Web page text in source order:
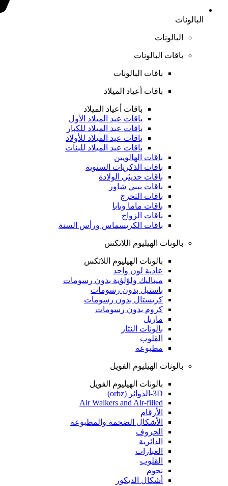
البالونات
البالونات
باقات البالونات
باقات البالونات
باقات أعياد الميلاد
باقات أعياد الميلاد
باقات عيد الميلاد الأول
باقات عيد الميلاد للكبار
باقات عيد الميلاد للأولاد
باقات عيد الميلاد للبنات
باقات الهالويين
باقات الذكريات السنوية
باقات حديثي الولادة
باقات بيبي شاور
باقات التخرج
باقات ماما وبابا
باقات الزواج
باقات الكريسماس ورأس السنة
بالونات الهيليوم اللاتكس
بالونات الهيليوم اللاتكس
عادية لون واحد
ميتاليك ولؤلؤية بدون رسومات
باستيل بدون رسومات
كريستال بدون رسومات
كروم بدون رسومات
ماربل
بالونات النثار
القلوب
مطبوعة
بالونات الهيليوم الفويل
بالونات الهيليوم الفويل
3D-الدوائر (orbz)
Air Walkers and Air-filled
الأرقام
الأشكال الضخمة والمطبوعة
الحروف
الدائرية
العبارات
القلوب
نجوم
أشكال الديكور